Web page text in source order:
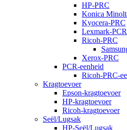
HP-PRC
Konica
Kyocera-PRC
Lexmark-PCR
Ricoh-PRC
Xerox-PRC
PCR-eenheid
Ricoh-PRC-
Kragtoevoer
Epson-kragtoevoer
HP-kragtoevoer
Ricoh-kragtoevoer
Seël/Lugsak
HP-Seël/Lugsak